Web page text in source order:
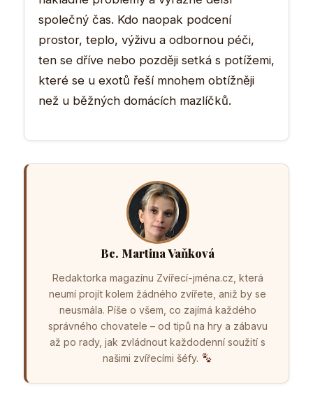
společný čas. Kdo naopak podcení
prostor, teplo, výživu a odbornou péči,
ten se dříve nebo později setká s potížemi,
které se u exotů řeší mnohem obtížněji
než u běžných domácích mazlíčků.
Bc. Martina Vaňková
Redaktorka magazínu Zvířecí-jména.cz, která
neumí projít kolem žádného zvířete, aniž by se
neusmála. Píše o všem, co zajímá každého
správného chovatele – od tipů na hry a zábavu
až po rady, jak zvládnout každodenní soužití s
našimi zvířecími šéfy.